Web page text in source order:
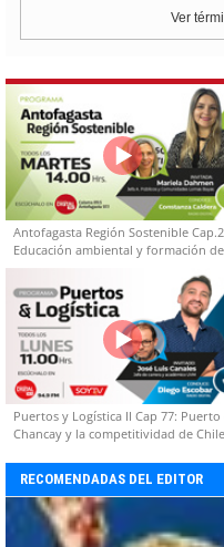
Ver
Antofagasta Región Sostenible
Educación ambiental y formación de
capacidades técnicas
Puertos y Logística II Cap 77: Puerto
Chancay y la competitividad de Chile
RECOMENDADAS DEL EDITOR